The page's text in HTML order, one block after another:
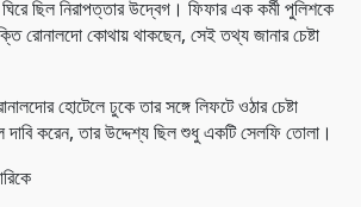
ছিল নিরাপত্তার উদ্বেগ। ফিফার এক কর্মী পুলিশকে
রোনালদো কোথায় থাকছেন, সেই তথ্য জানার চেষ্টা
হোটেলে ঢুকে তার সঙ্গে লিফটে ওঠার চেষ্টা
করেন, তার উদ্দেশ্য ছিল শুধু একটি সেলফি তোলা।